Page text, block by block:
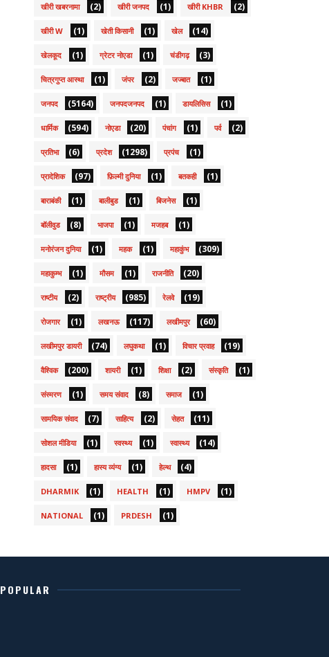
खीरी खबरनामा (2) खीरी जनपद (1) खीरी KHBR (2)
खीरी W (1) खेती किसानी (1) खेल (14)
खेलकूद (1) ग्रेटर नोएडा (1) चंडीगढ़ (3)
चित्रगुप्त आस्था (1) जंपर (2) जज्बात (1)
जनपद (5164) जनपदजनपद (1) डायलिसिस (1)
धार्मिक (594) नोएडा (20) पंचांग (1) पर्व (2)
प्रतिभा (6) प्रदेश (1298) प्रपंच (1)
प्रादेशिक (97) फ़िल्मी दुनिया (1) बतकही (1)
बाराबंकी (1) बालीबुड (1) बिजनेस (1)
बॉलीवुड (8) भाजपा (1) मजहब (1)
मनोरंजन दुनिया (1) महक (1) महाकुंभ (309)
महाकुम्भ (1) मौसम (1) राजनीति (20)
राष्टीय (2) राष्ट्रीय (985) रेलवे (19)
रोजगार (1) लखनऊ (117) लखीमपुर (60)
लखीमपुर डायरी (74) लघुकथा (1) विचार प्रवाह (19)
वैश्विक (200) शायरी (1) शिक्षा (2) संस्कृति (1)
संस्मरण (1) समय संवाद (8) समाज (1)
सामयिक संवाद (7) साहित्य (2) सेहत (11)
सोशल मीडिया (1) स्वस्थ्य (1) स्वास्थ्य (14)
हादसा (1) हास्य व्यंग्य (1) हेल्थ (4)
DHARMIK (1) HEALTH (1) HMPV (1)
NATIONAL (1) PRDESH (1)
POPULAR